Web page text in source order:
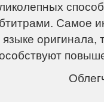
Самое
языке оригинала,